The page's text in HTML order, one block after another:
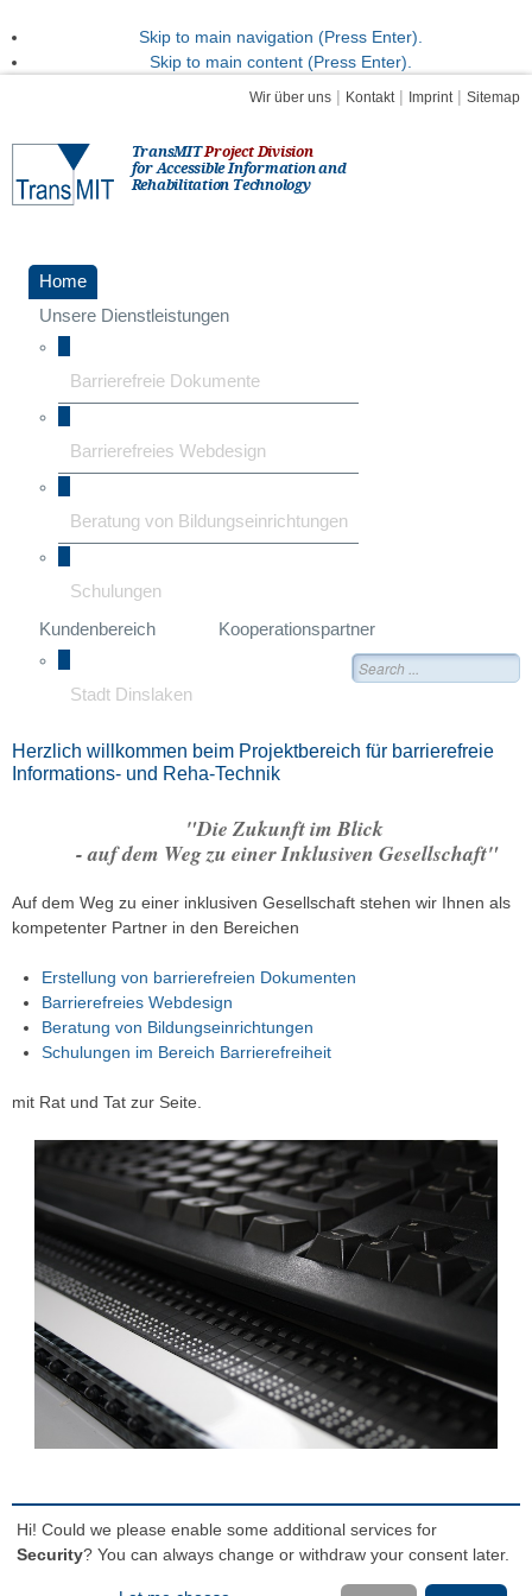
Skip to main navigation (Press Enter).
Skip to main content (Press Enter).
Wir über uns | Kontakt | Imprint | Sitemap
TransMITProject Division
for Accessible Information and
Rehabilitation Technology
Home
Unsere Dienstleistungen
Barrierefreie Dokumente
Barrierefreies Webdesign
Beratung von Bildungseinrichtungen
Schulungen
Kundenbereich
Stadt Dinslaken
Kooperationspartner
Suche
Herzlich willkommen beim Projektbereich für barrierefreie
Informations- und Reha-Technik
"Die Zukunft im Blick
- auf dem Weg zu einer Inklusiven Gesellschaft"
Auf dem Weg zu einer inklusiven Gesellschaft stehen wir Ihnen als
kompetenter Partner in den Bereichen
Erstellung von barrierefreien Dokumenten
Barrierefreies Webdesign
Beratung von Bildungseinrichtungen
Schulungen im Bereich Barrierefreiheit
mit Rat und Tat zur Seite.
© 2026 TransMIT GmbH
Hi! Could we please enable some additional services for
Security? You can always change or withdraw your consent later.